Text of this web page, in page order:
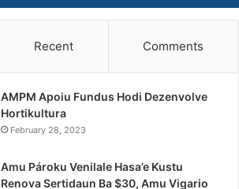
Recent Comments
AMPM Apoiu Fundus Hodi Dezenvolve
Hortikultura
February 28, 2023
Amu Pároku Venilale Hasa’e Kustu
Renova Sertidaun Ba $30, Amu Vigario